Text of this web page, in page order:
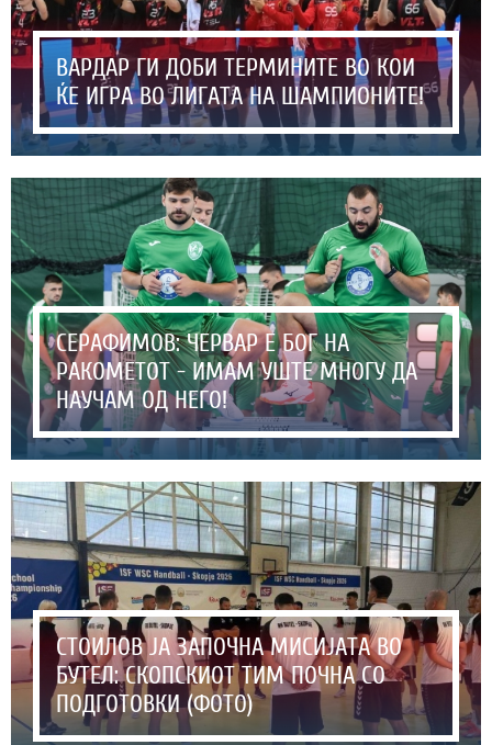
ВАРДАР ГИ ДОБИ ТЕРМИНИТЕ ВО КОИ
ЌЕ ИГРА ВО ЛИГАТА НА ШАМПИОНИТЕ!
СЕРАФИМОВ: ЧЕРВАР Е БОГ НА
РАКОМЕТОТ - ИМАМ УШТЕ МНОГУ ДА
НАУЧАМ ОД НЕГО!
СТОИЛОВ ЈА ЗАПОЧНА МИСИЈАТА ВО
БУТЕЛ: СКОПСКИОТ ТИМ ПОЧНА СО
ПОДГОТОВКИ (ФОТО)